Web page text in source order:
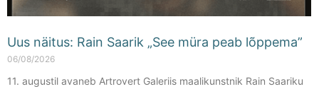
Uus näitus: Rain Saarik „See müra peab lõppema”
06/08/2026
11. augustil avaneb Artrovert Galeriis maalikunstnik Rain Saariku